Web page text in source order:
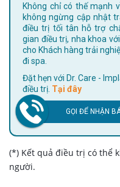
Không chỉ có thế mạnh về chất lượng điều trị, Dr. Care còn
không ngừng cập nhật
điều trị tối tân hỗ trợ
gian điều trị, nha khoa
cho Khách hàng trải
đi spa.
Đặt hẹn với Dr. Care - Implant Clinic để thăm khám, tư vấn và
điều trị. Tại đây
GỌI ĐỂ NHẬN
(*) Kết quả điều trị có thể
người.